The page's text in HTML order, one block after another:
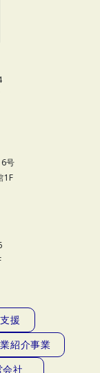
号
援
紹介事業
社